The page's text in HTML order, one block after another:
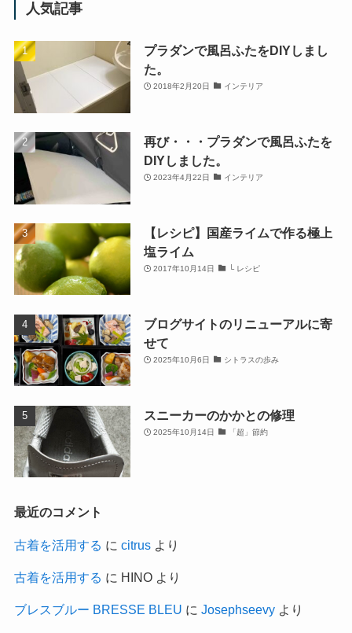
人気記事
プラダンで風呂ふたをDIYしまし
た。
2018年2月20日 インテリア
再び・・・プラダンで風呂ふたを
DIYしました。
2023年4月22日 インテリア
【レシピ】国産ライムで作る極上
塩ライム
2017年10月14日 └ レシピ
ブログサイトのリニューアルに寄
せて
2025年10月6日 シトラスの歩み
スニーカーのかかとの修理
2025年10月14日 「超」節約
最近のコメント
古着を活用する に citrusより
古着を活用する に HINOより
ブレスブルー BRESSE BLEU に Josephseevyより